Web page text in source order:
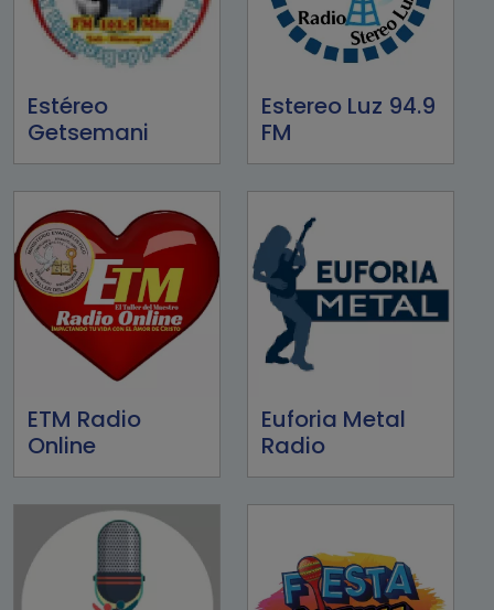
Estéreo
Getsemani
Estereo Luz 94.9
FM
ETM Radio
Online
Euforia Metal
Radio